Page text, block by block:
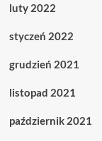
luty 2022
styczeń 2022
grudzień 2021
listopad 2021
październik 2021